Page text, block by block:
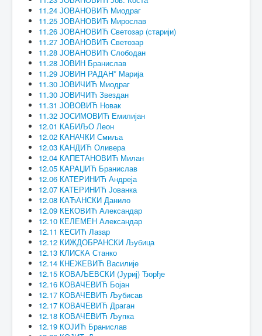
11.24 ЈОВАНОВИЋ Миодраг
11.25 ЈОВАНОВИЋ Мирослав
11.26 ЈОВАНОВИЋ Светозар (старији)
11.27 ЈОВАНОВИЋ Светозар
11.28 ЈОВАНОВИЋ Слободан
11.28 ЈОВИН Бранислав
11.29 ЈОВИН РАДАН* Марија
11.30 ЈОВИЧИЋ Миодраг
11.30 ЈОВИЧИЋ Звездан
11.31 ЈОВОВИЋ Новак
11.32 ЈОСИМОВИЋ Емилијан
12.01 КАБИЉО Леон
12.02 КАНАЧКИ Смиља
12.03 КАНДИЋ Оливера
12.04 КАПЕТАНОВИЋ Милан
12.05 КАРАЏИЋ Бранислав
12.06 КАТЕРИНИЋ Андреја
12.07 КАТЕРИНИЋ Јованка
12.08 КАЋАНСКИ Данило
12.09 КЕКОВИЋ Александар
12.10 КЕЛЕМЕН Александар
12.11 КЕСИЋ Лазар
12.12 КИЖДОБРАНСКИ Љубица
12.13 КЛИСКА Станко
12.14 КНЕЖЕВИЋ Василије
12.15 КОВАЉЕВСКИ (Јуриј) Ђорђе
12.16 КОВАЧЕВИЋ Бојан
12.17 КОВАЧЕВИЋ Љубисав
12.17 КОВАЧЕВИЋ Драган
12.18 КОВАЧЕВИЋ Љупка
12.19 КОЈИЋ Бранислав